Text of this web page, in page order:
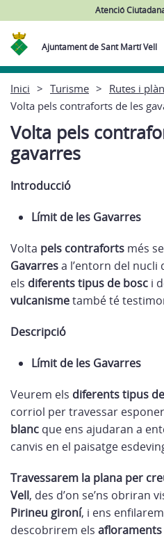
Atenció
Ajuntament de Sant Martí Vell
Inici Turisme
Rutes i
Volta pels contraforts de les
Volta pels
gavarres
Introducció
Límit de les Gavarres
Volta pels contraforts més
Gavarresa l’entorn del nucli
els diferents tipus de bosc i
vulcanismetambé té
Descripció
Límit de les Gavarres
Veurem els diferents tipus
corriol per travessar
blanc que ens ajudaran a
canvis en el paisatge
Travessarem la plana per
Vell, des d’on se’ns obriran
Pirineu gironí, i ens
descobrirem els